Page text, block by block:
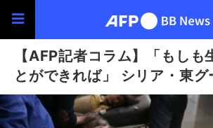
【AFP記者コラム】「もしも
とができれば」 シリア・東